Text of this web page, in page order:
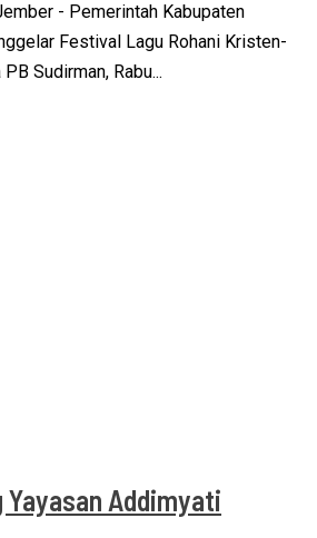
- Pemerintah Kabupaten
Festival Lagu Rohani Kristen-
Sudirman, Rabu...
Yayasan Addimyati